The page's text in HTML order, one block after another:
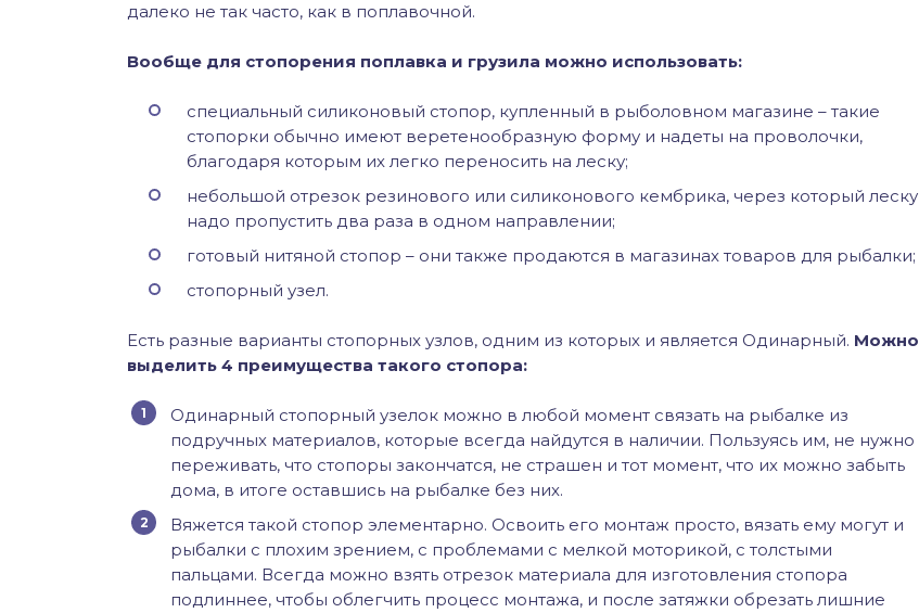
далеко не так часто, как в поплавочной.
Вообще для стопорения поплавка и грузила можно использовать:
специальный силиконовый стопор, купленный в рыболовном магазине – такие
стопорки обычно имеют веретенообразную форму и надеты на проволочки,
благодаря которым их легко переносить на леску;
небольшой отрезок резинового или силиконового кембрика, через который леску
надо пропустить два раза в одном направлении;
готовый нитяной стопор – они также продаются в магазинах товаров для рыбалки;
стопорный узел.
Есть разные варианты стопорных узлов, одним из которых и является Одинарный. Можно
выделить 4 преимущества такого стопора:
Одинарный стопорный узелок можно в любой момент связать на рыбалке из
подручных материалов, которые всегда найдутся в наличии. Пользуясь им, не нужно
переживать, что стопоры закончатся, не страшен и тот момент, что их можно забыть
дома, в итоге оставшись на рыбалке без них.
Вяжется такой стопор элементарно. Освоить его монтаж просто, вязать ему могут и
рыбалки с плохим зрением, с проблемами с мелкой моторикой, с толстыми
пальцами. Всегда можно взять отрезок материала для изготовления стопора
подлиннее, чтобы облегчить процесс монтажа, и после затяжки обрезать лишние